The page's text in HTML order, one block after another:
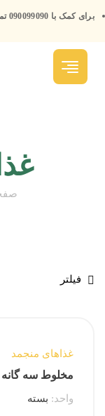
برای کمک با 090099090 تماس بگیرید!
فیلتر
غذاهای منجمد
مخلوط سه
واحد: بسته